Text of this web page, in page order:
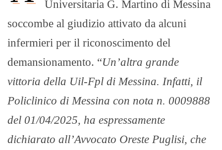
Universitaria G. Martino di Messina
soccombe al giudizio attivato da alcuni
infermieri per il riconoscimento del
demansionamento. “Un’altra grande
vittoria della Uil-Fpl di Messina. Infatti, il
Policlinico di Messina con nota n. 0009888
del 01/04/2025, ha espressamente
dichiarato all’Avvocato Oreste Puglisi, che